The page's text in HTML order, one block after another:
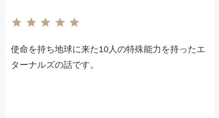
⭐⭐ ⭐
使命を持ち地球に来た10人の特殊能力を持ったエ
ターナルズの話です。